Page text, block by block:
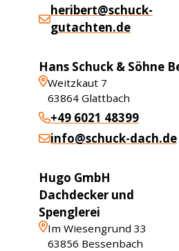
heribert@schuck-
gutachten.de
Hans Schuck & Söhne
Weitzkaut 7
63864 Glattbach
+49 6021 48399
info@schuck-dach.de
Hugo GmbH
Dachdecker und
Spenglerei
Im Wiesengrund 33
63856 Bessenbach